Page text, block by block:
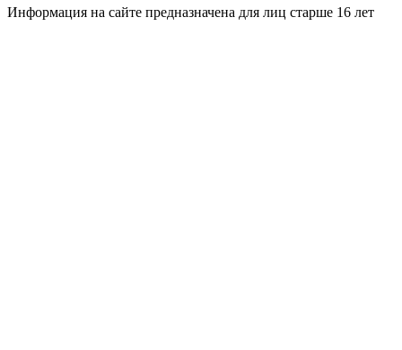
Информация на сайте предназначена для лиц старше 16 лет